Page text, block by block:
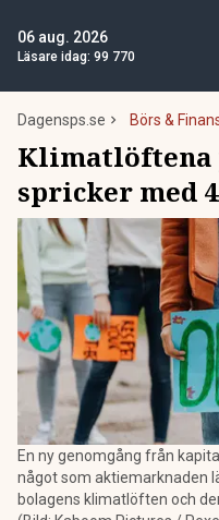
06 aug. 2026
Läsare idag: 99 770
Dagensps.se Börs &
Klimatlöftena
spricker med
En ny genomgång från
något som aktiemarknaden
bolagens klimatlöften och